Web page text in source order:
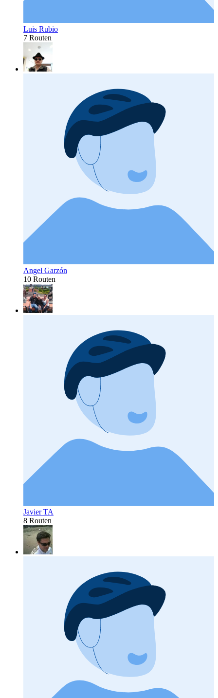
Luis Rubio
7 Routen
Angel Garzón
10 Routen
Javier TA
8 Routen